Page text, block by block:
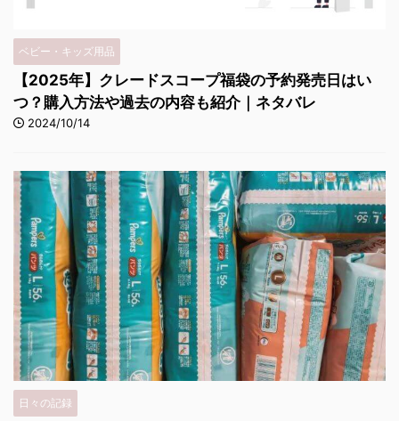
ベビー・キッズ用品
【2025年】クレードスコープ福袋の予約発売日はい
つ？購入方法や過去の内容も紹介｜ネタバレ
2024/10/14
日々の記録